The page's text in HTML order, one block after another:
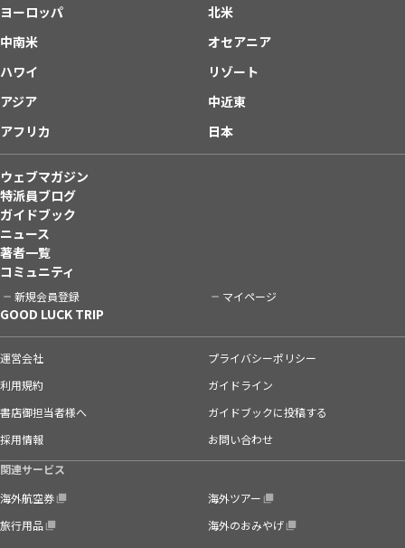
ヨーロッパ
北米
中南米
オセアニア
ハワイ
リゾート
アジア
中近東
アフリカ
日本
ウェブマガジン
特派員ブログ
ガイドブック
ニュース
著者一覧
コミュニティ
新規会員登録 マイページ
GOOD LUCK TRIP
運営会社
プライバシーポリシー
利用規約
ガイドライン
書店御担当者様へ
ガイドブックに投稿する
採用情報
お問い合わせ
関連サービス
海外航空券
海外ツアー
旅行用品
海外のおみやげ